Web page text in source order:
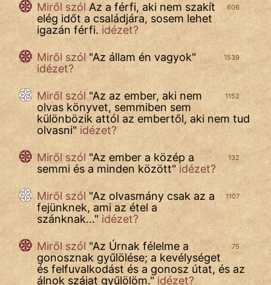
Tanmese
IRODALOM
És
KÖZMONDÁS
PSZICHO
FILM
ÉLETMÓD
606
Miről szól Az a férfi, aki nem szakít
elég időt a családjára, sosem lehet
igazán férfi. idézet?
1539
Miről szól "Az állam én vagyok"
idézet?
1152
Miről szól "Az az ember, aki nem
olvas könyvet, semmiben sem
különbözik attól az embertől, aki nem tud
olvasni" idézet?
132
Miről szól "Az ember a közép a
semmi és a minden között" idézet?
1107
Miről szól "Az olvasmány csak az a
fejünknek, ami az étel a
szánknak..." idézet?
75
Miről szól "Az Úrnak félelme a
gonosznak gyűlölése; a kevélységet
és felfuvalkodást és a gonosz útat, és az
álnok szájat gyűlölöm." idézet?